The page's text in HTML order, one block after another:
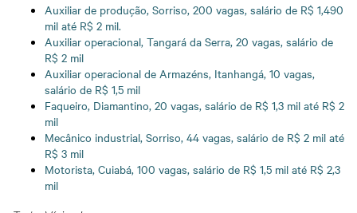
Auxiliar de produção, Sorriso, 200 vagas, salário de R$ 1,490
mil até R$ 2 mil.
Auxiliar operacional, Tangará da Serra, 20 vagas, salário de
R$ 2 mil
Auxiliar operacional de Armazéns, Itanhangá, 10 vagas,
salário de R$ 1,5 mil
Faqueiro, Diamantino, 20 vagas, salário de R$ 1,3 mil até R$ 2
mil
Mecânico industrial, Sorriso, 44 vagas, salário de R$ 2 mil até
R$ 3 mil
Motorista, Cuiabá, 100 vagas, salário de R$ 1,5 mil até R$ 2,3
mil